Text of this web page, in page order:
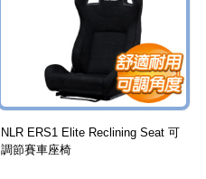
NLR ERS1 Elite Reclining Seat 可
調節賽車座椅